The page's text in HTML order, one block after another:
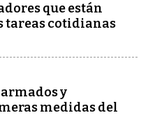
que están
tareas cotidianas
y
medidas del